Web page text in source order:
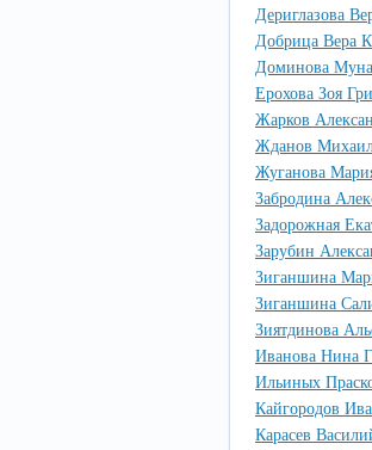
Дериглазова
Добрица Вера
Доминова
Ерохова Зоя
Жарков
Жданов
Жуганова
Забродина
Задорожная
Зарубин
Зиганшина
Зиганшина
Зиятдинова
Иванова Нина
Ильиных
Кайгородов
Карасев